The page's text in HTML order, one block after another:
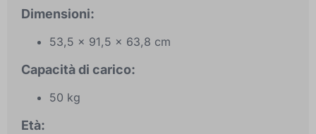
Dimensioni:
53,5 x 91,5 x 63,8 cm
Capacità di carico:
50 kg
Età: